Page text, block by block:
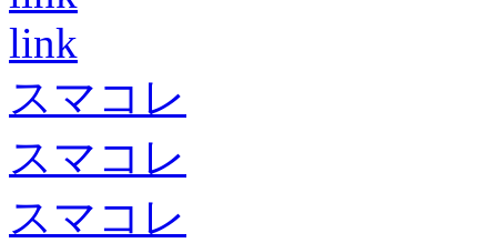
link
スマコレ
スマコレ
スマコレ